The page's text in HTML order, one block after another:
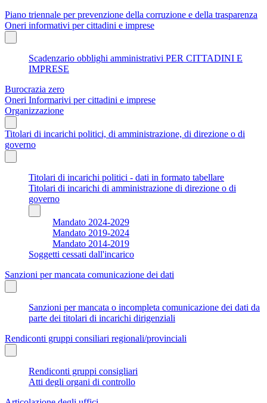
Piano triennale per prevenzione della corruzione e della trasparenza
Oneri informativi per cittadini e imprese
Scadenzario obblighi amministrativi PER CITTADINI E
IMPRESE
Burocrazia zero
Oneri Informarivi per cittadini e imprese
Organizzazione
Titolari di incarichi politici, di amministrazione, di direzione o di
governo
Titolari di incarichi politici - dati in formato tabellare
Titolari di incarichi di amministrazione di direzione o di
governo
Mandato 2024-2029
Mandato 2019-2024
Mandato 2014-2019
Soggetti cessati dall'incarico
Sanzioni per mancata comunicazione dei dati
Sanzioni per mancata o incompleta comunicazione dei dati da
parte dei titolari di incarichi dirigenziali
Rendiconti gruppi consiliari regionali/provinciali
Rendiconti gruppi consigliari
Atti degli organi di controllo